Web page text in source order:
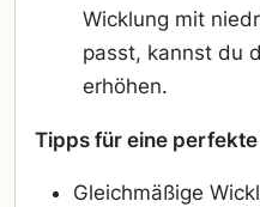
Wicklung mit
passt, kannst du
erhöhen.
Tipps für eine
Gleichmäßige